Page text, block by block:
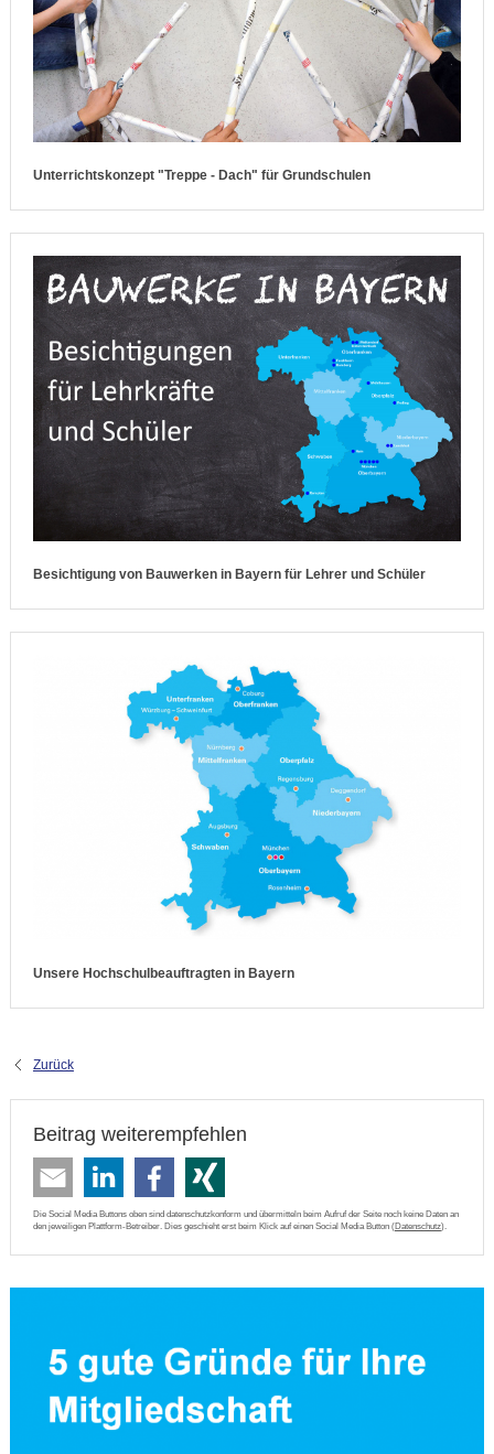
Unterrichtskonzept "Treppe - Dach" für Grundschulen
Besichtigung von Bauwerken in Bayern für Lehrer und Schüler
Unsere Hochschulbeauftragten in Bayern
Zurück
Beitrag weiterempfehlen
Die Social Media Buttons oben sind datenschutzkonform und übermitteln beim Aufruf der Seite noch keine Daten an
den jeweiligen Plattform-Betreiber. Dies geschieht erst beim Klick auf einen Social Media Button (Datenschutz).